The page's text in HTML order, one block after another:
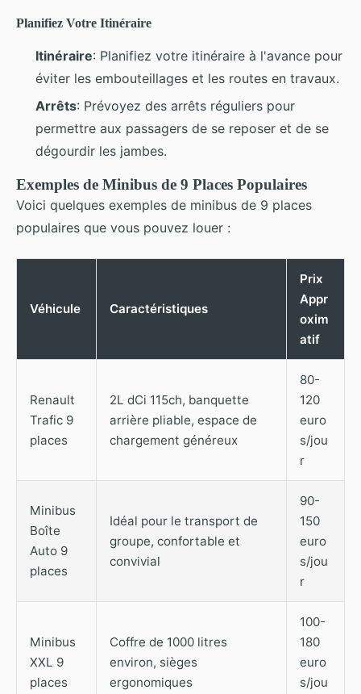
Planifiez Votre Itinéraire
Itinéraire: Planifiez votre itinéraire à l'avance pour
éviter les embouteillages et les routes en travaux.
Arrêts: Prévoyez des arrêts réguliers pour
permettre aux passagers de se reposer et de se
dégourdir les jambes.
Exemples de Minibus de 9 Places Populaires
Voici quelques exemples de minibus de 9 places
populaires que vous pouvez louer :
Véhicule Caractéristiques
Prix
Appr
oxim
atif
Renault
Trafic 9
places
2L dCi 115ch, banquette
arrière pliable, espace de
chargement généreux
80-
120
euro
s/jou
r
Minibus
Boîte
Auto 9
places
Idéal pour le transport de
groupe, confortable et
convivial
90-
150
euro
s/jou
r
Minibus
XXL 9
places
Coffre de 1000 litres
environ, sièges
ergonomiques
100-
180
euro
s/jou